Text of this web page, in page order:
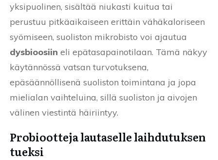
yksipuolinen, sisältää niukasti kuitua tai
perustuu pitkäaikaiseen erittäin vähäkaloriseen
syömiseen, suoliston mikrobisto voi ajautua
dysbioosiin eli epätasapainotilaan. Tämä näkyy
käytännössä vatsan turvotuksena,
epäsäännöllisenä suoliston toimintana ja jopa
mielialan vaihteluina, sillä suoliston ja aivojen
välinen viestintä häiriintyy.
Probiootteja lautaselle laihdutuksen
tueksi